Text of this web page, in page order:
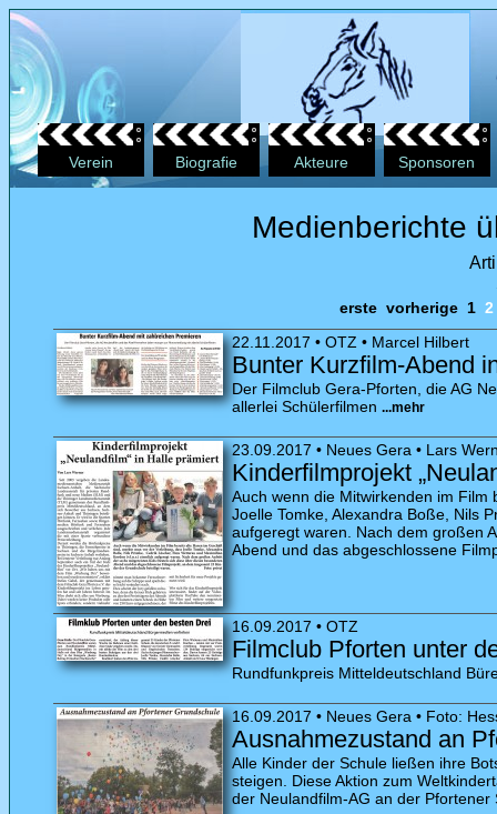
Verein Biografie Akteure Sponsoren
Medienberichte
erste vorherige 1
22.11.2017 • OTZ • Marcel Hilbert
Bunter Kurzfilm-Abend
Der Filmclub Gera-Pforten, die AG
allerlei Schülerfilmen ...mehr
23.09.2017 • Neues Gera • Lars
Kinderfilmprojekt
Auch wenn die Mitwirkenden im
Joelle Tomke, Alexandra Boße, Nils
aufgeregt waren. Nach dem großen
Abend und das abgeschlossene
16.09.2017 • OTZ
Filmclub Pforten unter
Rundfunkpreis Mitteldeutschland
16.09.2017 • Neues Gera • Foto:
Ausnahmezustand an
Alle Kinder der Schule ließen ihre
steigen. Diese Aktion zum
der Neulandfilm-AG an der